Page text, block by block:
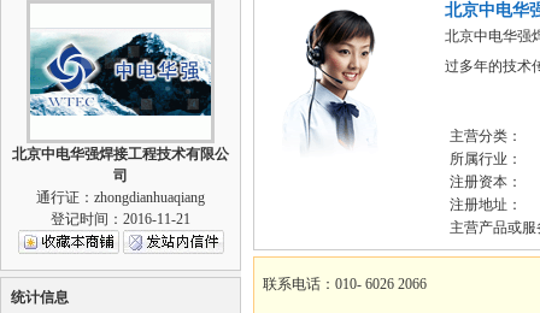
北京中电华强焊接工程技术有限公
司
通行证：zhongdianhuaqiang
登记时间：2016-11-21
统计信息
北京中电华
北京中电华强
过多年的技术
主营分类：
所属行业：
注册资本：
注册地址：
主营产品或服
联系电话：010- 6026 2066